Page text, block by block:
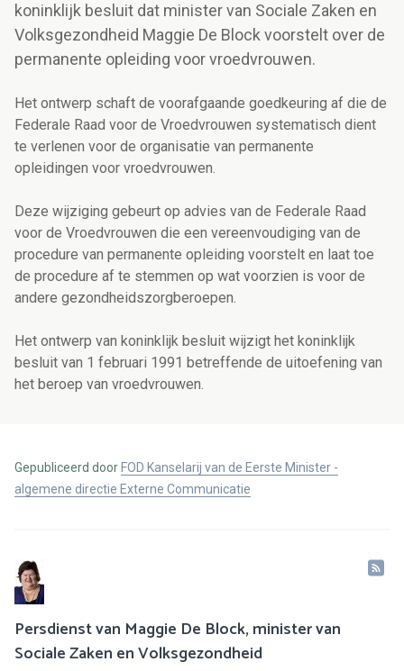
koninklijk besluit dat minister van Sociale Zaken en
Volksgezondheid Maggie De Block voorstelt over de
permanente opleiding voor vroedvrouwen.
Het ontwerp schaft de voorafgaande goedkeuring af die de
Federale Raad voor de Vroedvrouwen systematisch dient
te verlenen voor de organisatie van permanente
opleidingen voor vroedvrouwen.
Deze wijziging gebeurt op advies van de Federale Raad
voor de Vroedvrouwen die een vereenvoudiging van de
procedure van permanente opleiding voorstelt en laat toe
de procedure af te stemmen op wat voorzien is voor de
andere gezondheidszorgberoepen.
Het ontwerp van koninklijk besluit wijzigt het koninklijk
besluit van 1 februari 1991 betreffende de uitoefening van
het beroep van vroedvrouwen.
Gepubliceerd door FOD Kanselarij van de Eerste Minister -
algemene directie Externe Communicatie
Persdienst van Maggie De Block, minister van
Sociale Zaken en Volksgezondheid